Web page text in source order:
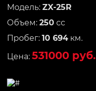
Модель: ZX-25R
Объем: 250 сс
Пробег: 10 694 км.
Цена: 531000 руб.